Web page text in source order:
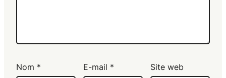
Nom * E-mail * Site web